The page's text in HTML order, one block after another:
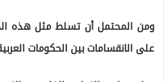
ومن المحتمل أن تسلط مثل هذه
على الانقسامات بين الحكومات